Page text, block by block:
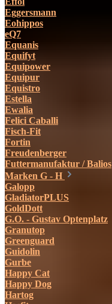
Eggersmann
Eohippos
eQ7
Equanis
Equifyt
Equipower
Equipur
Equistro
Estella
Ewalia
Felici Caballi
Fisch-Fit
Fortin
Freudenberger
Futtermanufaktur / Balios
Marken G - H
Galopp
GladiatorPLUS
GoldDott
G.O. - Gustav Optenplatz
Granutop
Greenguard
Guidolin
Gurbe
Happy Cat
Happy Dog
Hartog